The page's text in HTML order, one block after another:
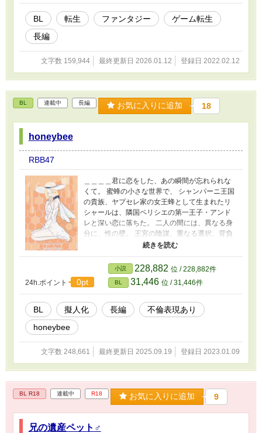
ら、このゲーム世界では〝前世〟が関係してい
るみたいで…？ 【*印→性描写あります、苦手な
人は見ないでね！】 ♡┈┈主より
れば幸いです(白目) 読んでくれたちみが幸せな
らOKです！ ❗️万が一、誤字脱字等がありました
ら、後々直すのでそっとしておいて下さい ネー
ミングセンスゴミクズです、助けて！！
BL 転生 ファンタジー
ゲーム転生
長編
文字数 159,944 最終更新日 2026.01.12 登録日 2022.02.12
BL 連載中 長編 お気に入りに追加 18
honeybee
RBB47
＿＿＿＿君に恋をした、あの瞬間が忘れられな
くて。 蜜蜂の小さな世界で、 シャンパーニ王国
の貴族、ヤプセレ家の女王蜂として生まれたリ
シャールは、隣国ペリシエの第一王子・アンド
レと深い恋に落ちた。 二人の間には、異なる身
分に、性の壁。 王宮の陰謀、重なる選択、背負
わされた責務。それでも、決して消えることの
別れ、そして再会を繰り返し、最後に辿り着く
のは許されざる愛か。 ・ﾟ ✽.｡. 主より
✽.｡.:*・ﾟ 🐝⋆︎* ‼️誤字脱字などありましたら放っ
ておいてください。後で直す(と思う) ⚠️蜜蜂の生
態等について調査しておりますが、物語の内容
に沿い 現実とは大きく異なる部分があります。
24h.ポイント 0pt
小説 228,882 位 / 228,882件
BL 31,446 位 / 31,446件
BL 擬人化 長編
不倫表現あり
honeybee
文字数 248,661 最終更新日 2025.09.19 登録日 2023.01.09
BL R18 連載中 R18 お気に入りに追加 9
兄の遺産ペット♂